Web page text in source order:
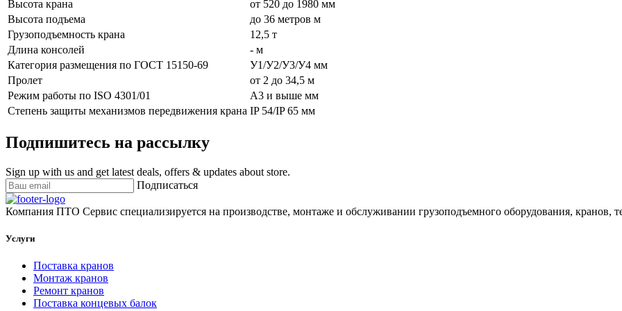
Высота крана
от 520 до 1980 мм
Высота подъема
до 36 метров м
Грузоподъемность крана
12,5 т
Длина консолей
- м
Категория размещения по ГОСТ 15150-69
У1/У2/У3/У4 мм
Пролет
от 2 до 34,5 м
Режим работы по ISO 4301/01
А3 и выше мм
Степень защиты механизмов передвижения крана IP 54/IP 65 мм
Подпишитесь на рассылку
Sign up with us and get latest deals, offers & updates about store.
Подписаться
Компания ПТО Сервис специализируется на производстве, монтаже и обслуживании грузоподъемного оборудования, кранов,
Услуги
Поставка кранов
Монтаж кранов
Ремонт кранов
Поставка концевых балок